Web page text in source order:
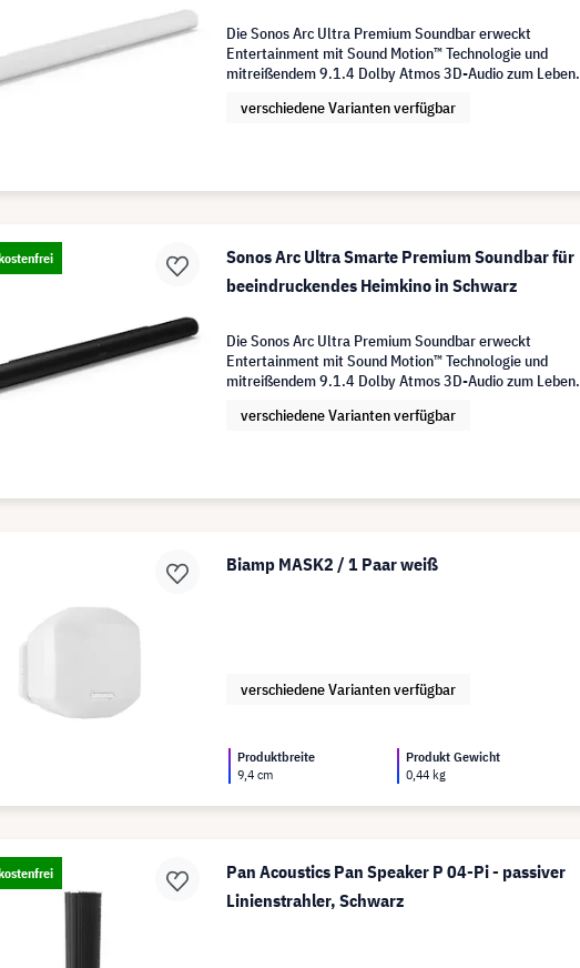
Die Sonos Arc Ultra Premium Soundbar erweckt
Entertainment mit Sound Motion™ Technologie und
mitreißendem 9.1.4 Dolby Atmos 3D-Audio zum Leben.
verschiedene Varianten verfügbar
Sonos Arc Ultra Smarte Premium Soundbar für
beeindruckendes Heimkino in Schwarz
Die Sonos Arc Ultra Premium Soundbar erweckt
Entertainment mit Sound Motion™ Technologie und
mitreißendem 9.1.4 Dolby Atmos 3D-Audio zum Leben.
verschiedene Varianten verfügbar
Biamp MASK2 / 1 Paar weiß
verschiedene Varianten verfügbar
Produktbreite
9,4 cm
Produkt Gewicht
0,44 kg
Pan Acoustics Pan Speaker P 04-Pi - passiver
Linienstrahler, Schwarz